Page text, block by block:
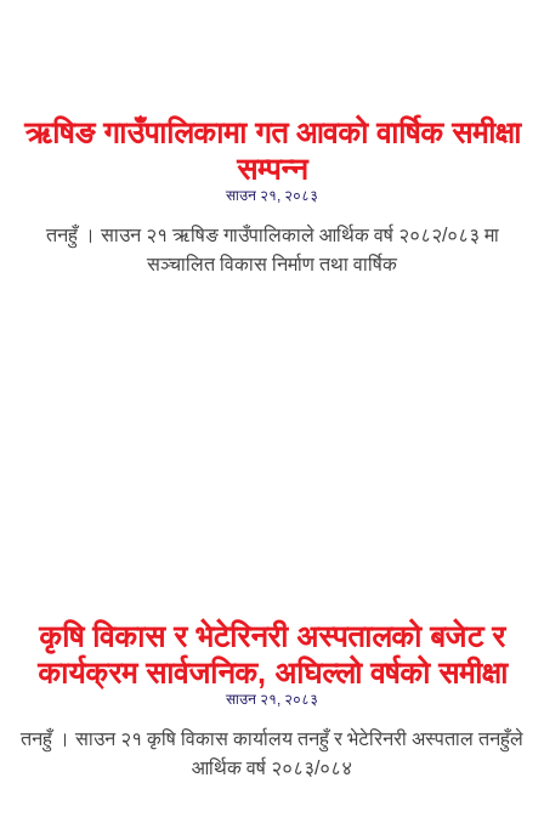
ऋषिङ गाउँपालिकामा गत आवको वार्षिक समीक्षा
सम्पन्न
साउन २१, २०८३
तनहुँ । साउन २१ ऋषिङ गाउँपालिकाले आर्थिक वर्ष २०८२/०८३ मा
सञ्चालित विकास निर्माण तथा वार्षिक
कृषि विकास र भेटेरिनरी अस्पतालको बजेट र
कार्यक्रम सार्वजनिक, अघिल्लो वर्षको समीक्षा
साउन २१, २०८३
तनहुँ । साउन २१ कृषि विकास कार्यालय तनहुँ र भेटेरिनरी अस्पताल तनहुँले
आर्थिक वर्ष २०८३/०८४